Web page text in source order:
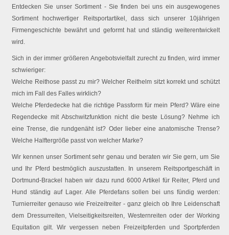
Entdecken Sie unser Sortiment - Sie finden bei uns ein ausgewogenes
Sortiment hochwertiger Reitsportartikel, dass sich unserer 10jährigen
Firmengeschichte bewährt und geformt hat und ständig weiterentwickelt
wird.
Sich in der immer größeren Angebotsvielfalt zurecht zu finden, wird immer
schwieriger:
Welche Reithose passt zu mir? Welcher Reithelm sitzt korrekt und schützt
mich im Fall des Falles wirklich?
Welche Pferdedecke hat die richtige Passform für mein Pferd? Wäre eine
Regendecke mit Abschwitzfunktion nicht die beste Lösung? Nehme ich
eine Trense, die rundgenäht ist? Oder lieber eine anatomische Trense?
Welche Halftergröße passt von welcher Marke?
Wir kennen unser Sortiment sehr genau und beraten wir Sie gern, um Sie
und Ihr Pferd bestmöglich auszustatten. In unserem Reitsportgeschäft in
Dortmund-Brackel haben wir dazu rund 6000 Artikel für Reiter, Pferd und
Hund ständig auf Lager. Alle Pferdefans sollen bei uns fündig werden:
Turnierreiter genauso wie Freizeitreiter - ganz gleich ob Ihre Leidenschaft
dem Dressurreiten, Vielseitigkeitsreiten, Westernreiten oder der Working
Equitation gilt. Wir vergessen neben Freizeitpferden und Sportpferden